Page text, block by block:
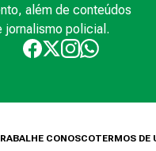
além de conteúdos
jornalismo policial.
CONOSCOTERMOS DE